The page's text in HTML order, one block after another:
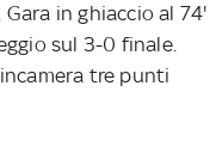
in ghiaccio al 74'
sul 3-0 finale.
tre punti